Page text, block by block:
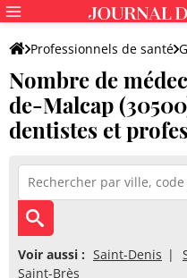
Professionnels de santé
Nombre de
de-Malcap
dentistes et
Voir aussi : Saint-Denis
Saint-Brès